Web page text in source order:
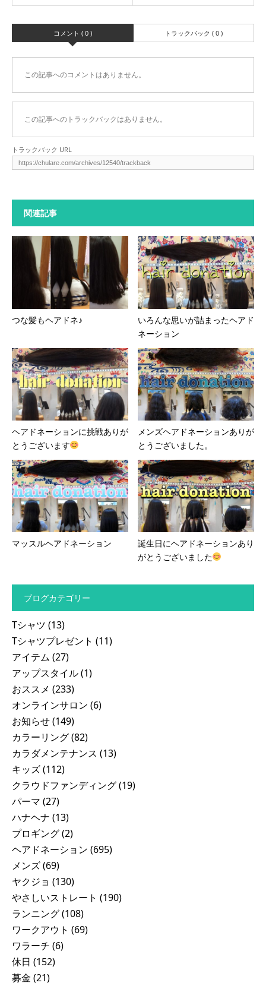
コメント ( 0 ) トラックバック ( 0 )
この記事へのコメントはありません。
この記事へのトラックバックはありません。
トラックバック URL
関連記事
つな髪もヘアドネ♪
いろんな思いが詰まったヘアド
ネーション
ヘアドネーションに挑戦ありが
とうございます
メンズヘアドネーションありが
とうございました。
マッスルヘアドネーション
誕生日にヘアドネーションあり
がとうございました
ブログカテゴリー
Tシャツ (13)
Tシャツプレゼント (11)
アイテム (27)
アップスタイル(1)
おススメ (233)
オンラインサロン (6)
お知らせ(149)
カラーリング(82)
カラダメンテナンス (13)
キッズ(112)
クラウドファンディング(19)
パーマ (27)
ハナヘナ (13)
プロギング(2)
ヘアドネーション (695)
メンズ(69)
ヤクジョ (130)
やさしいストレート (190)
ランニング(108)
ワークアウト (69)
ワラーチ (6)
休日 (152)
募金 (21)